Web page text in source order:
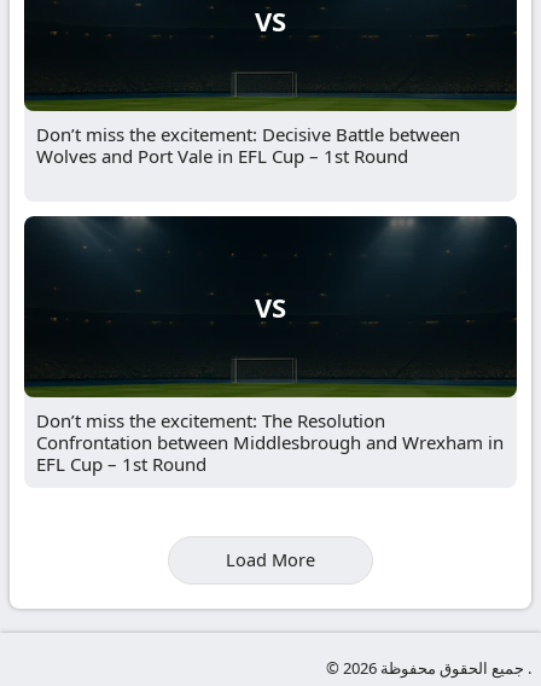
VS
Don’t miss the excitement: Decisive Battle between
Wolves and Port Vale in EFL Cup – 1st Round
VS
Don’t miss the excitement: The Resolution
Confrontation between Middlesbrough and Wrexham in
EFL Cup – 1st Round
Load More
© جميع الحقوق محفوظة 2026 .